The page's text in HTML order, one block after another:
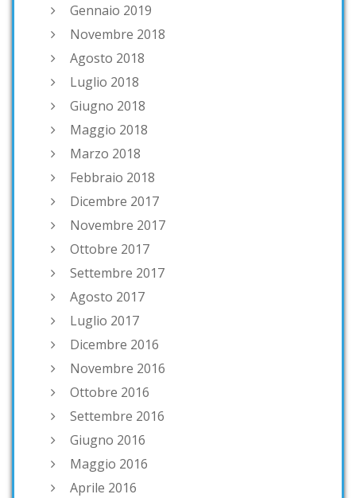
Gennaio 2019
Novembre 2018
Agosto 2018
Luglio 2018
Giugno 2018
Maggio 2018
Marzo 2018
Febbraio 2018
Dicembre 2017
Novembre 2017
Ottobre 2017
Settembre 2017
Agosto 2017
Luglio 2017
Dicembre 2016
Novembre 2016
Ottobre 2016
Settembre 2016
Giugno 2016
Maggio 2016
Aprile 2016